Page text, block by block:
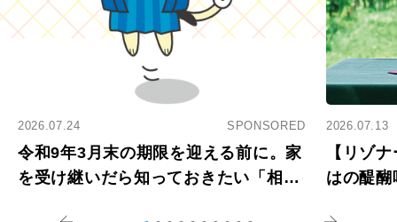
2026.07.24 SPONSORED
令和9年3月末の期限を迎える前に。家
を受け継いだら知っておきたい「相続
2026.07.13
【リゾ
はの醍